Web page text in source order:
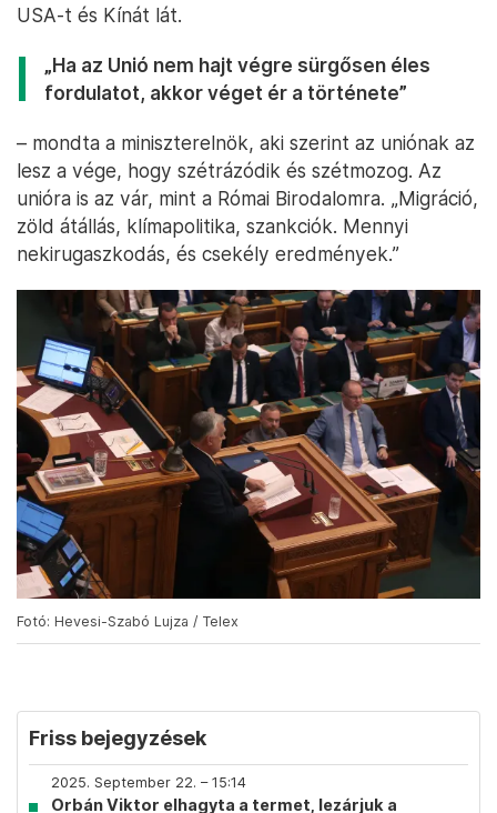
USA-t és Kínát lát.
„Ha az Unió nem hajt végre sürgősen éles
fordulatot, akkor véget ér a története”
– mondta a miniszterelnök, aki szerint az uniónak az
lesz a vége, hogy szétrázódik és szétmozog. Az
unióra is az vár, mint a Római Birodalomra. „Migráció,
zöld átállás, klímapolitika, szankciók. Mennyi
nekirugaszkodás, és csekély eredmények.”
Fotó: Hevesi-Szabó Lujza / Telex
Friss bejegyzések
2025. September 22. – 15:14
Orbán Viktor elhagyta a termet, lezárjuk a